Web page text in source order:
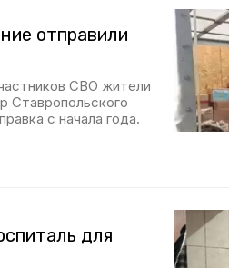
отправили
СВО жители
Ставропольского
с начала года.
для